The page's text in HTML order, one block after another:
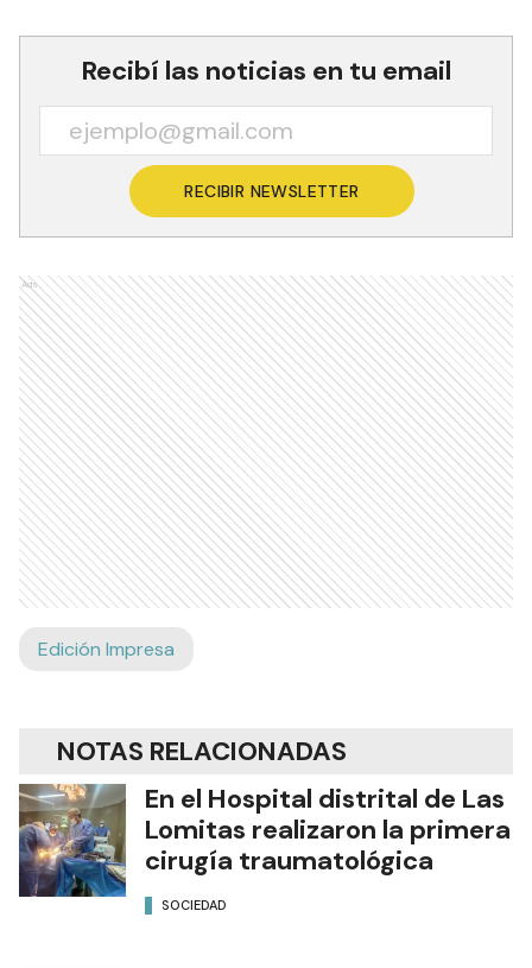
Recibí las noticias en tu email
RECIBIR NEWSLETTER
Ads
Edición Impresa
NOTAS RELACIONADAS
En el Hospital distrital de Las
Lomitas realizaron la primera
cirugía traumatológica
SOCIEDAD